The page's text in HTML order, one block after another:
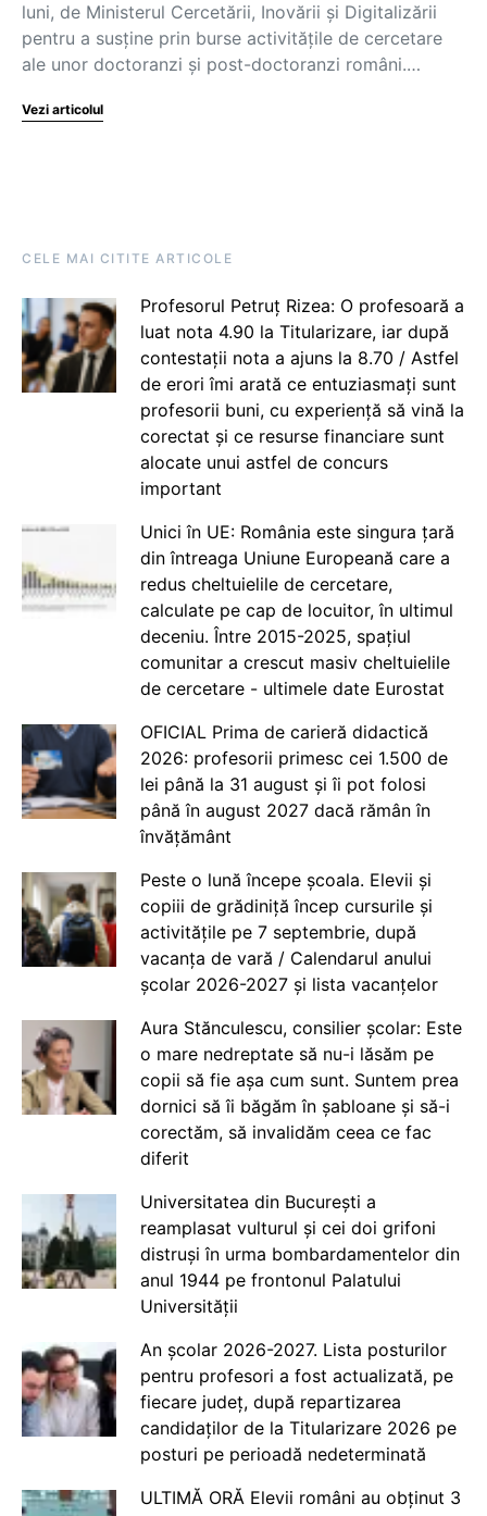
luni, de Ministerul Cercetării, Inovării și Digitalizării
pentru a susține prin burse activitățile de cercetare
ale unor doctoranzi și post-doctoranzi români.…
Vezi articolul
CELE MAI CITITE ARTICOLE
Profesorul Petruț Rizea: O profesoară a
luat nota 4.90 la Titularizare, iar după
contestații nota a ajuns la 8.70 / Astfel
de erori îmi arată ce entuziasmați sunt
profesorii buni, cu experiență să vină la
corectat și ce resurse financiare sunt
alocate unui astfel de concurs
important
Unici în UE: România este singura țară
din întreaga Uniune Europeană care a
redus cheltuielile de cercetare,
calculate pe cap de locuitor, în ultimul
deceniu. Între 2015-2025, spațiul
comunitar a crescut masiv cheltuielile
de cercetare - ultimele date Eurostat
OFICIAL Prima de carieră didactică
2026: profesorii primesc cei 1.500 de
lei până la 31 august și îi pot folosi
până în august 2027 dacă rămân în
învățământ
Peste o lună începe școala. Elevii și
copiii de grădiniță încep cursurile și
activitățile pe 7 septembrie, după
vacanța de vară / Calendarul anului
școlar 2026-2027 și lista vacanțelor
Aura Stănculescu, consilier școlar: Este
o mare nedreptate să nu-i lăsăm pe
copii să fie așa cum sunt. Suntem prea
dornici să îi băgăm în șabloane și să-i
corectăm, să invalidăm ceea ce fac
diferit
Universitatea din București a
reamplasat vulturul și cei doi grifoni
distruși în urma bombardamentelor din
anul 1944 pe frontonul Palatului
Universității
An școlar 2026-2027. Lista posturilor
pentru profesori a fost actualizată, pe
fiecare județ, după repartizarea
candidaților de la Titularizare 2026 pe
posturi pe perioadă nedeterminată
ULTIMĂ ORĂ Elevii români au obținut 3